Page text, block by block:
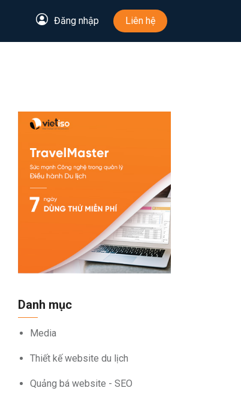
Đăng nhập Liên hệ
Danh mục
Media
Thiết kế website du lịch
Quảng bá website - SEO